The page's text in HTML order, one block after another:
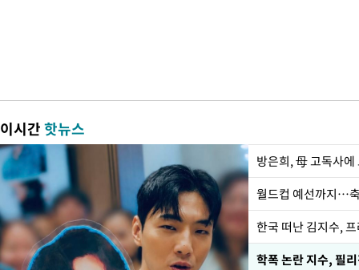
이시간핫뉴스
방은희, 母 고독사
월드컵 예선까지…
한국 떠난 김지수,
학폭 논란 지수, 필